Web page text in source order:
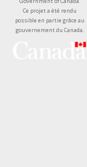
Ce projet a été rendu
possible en partie grâce au
gouvernement du Canada.